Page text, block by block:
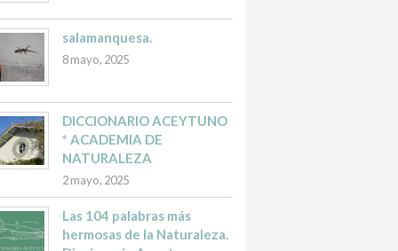
salamanquesa.
8 mayo, 2025
DICCIONARIO ACEYTUNO
* ACADEMIA DE
NATURALEZA
2 mayo, 2025
Las 104 palabras más
hermosas de la Naturaleza.